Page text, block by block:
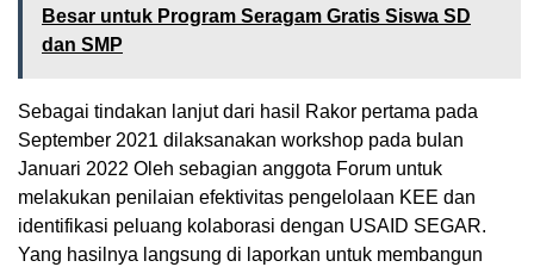
Besar untuk Program Seragam Gratis Siswa SD
dan SMP
Sebagai tindakan lanjut dari hasil Rakor pertama pada
September 2021 dilaksanakan workshop pada bulan
Januari 2022 Oleh sebagian anggota Forum untuk
melakukan penilaian efektivitas pengelolaan KEE dan
identifikasi peluang kolaborasi dengan USAID SEGAR.
Yang hasilnya langsung di laporkan untuk membangun